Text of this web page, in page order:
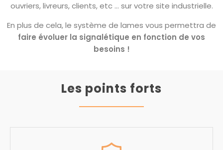
ouvriers, livreurs, clients, etc ... sur votre site industrielle.
En plus de cela, le système de lames vous permettra de
faire évoluer la signalétique en fonction de vos
besoins !
Les points forts